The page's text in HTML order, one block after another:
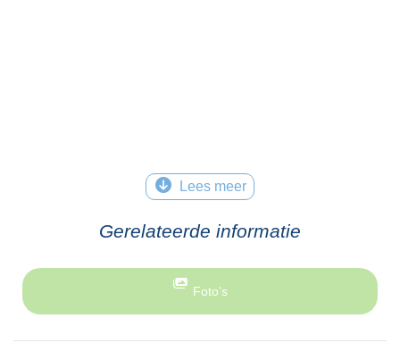
Lees meer
Gerelateerde informatie
Foto’s